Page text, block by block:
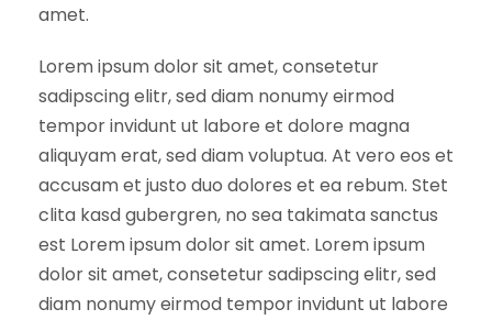
amet.
Lorem ipsum dolor sit amet, consetetur
sadipscing elitr, sed diam nonumy eirmod
tempor invidunt ut labore et dolore magna
aliquyam erat, sed diam voluptua. At vero eos et
accusam et justo duo dolores et ea rebum. Stet
clita kasd gubergren, no sea takimata sanctus
est Lorem ipsum dolor sit amet. Lorem ipsum
dolor sit amet, consetetur sadipscing elitr, sed
diam nonumy eirmod tempor invidunt ut labore